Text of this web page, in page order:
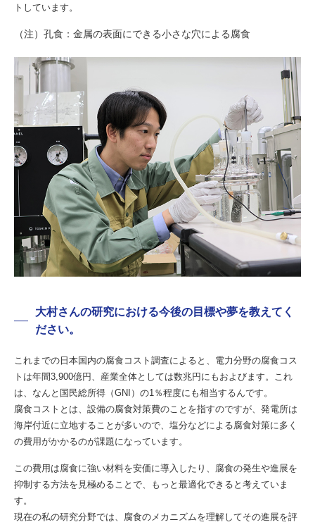
トしています。
（注）孔食：金属の表面にできる小さな穴による腐食
大村さんの研究における今後の目標や夢を教えてく
ださい。
これまでの日本国内の腐食コスト調査によると、電力分野の腐食コス
トは年間3,900億円、産業全体としては数兆円にもおよびます。これ
は、なんと国民総所得（GNI）の1％程度にも相当するんです。
腐食コストとは、設備の腐食対策費のことを指すのですが、発電所は
海岸付近に立地することが多いので、塩分などによる腐食対策に多く
の費用がかかるのが課題になっています。
この費用は腐食に強い材料を安価に導入したり、腐食の発生や進展を
抑制する方法を見極めることで、もっと最適化できると考えていま
す。
現在の私の研究分野では、腐食のメカニズムを理解してその進展を評